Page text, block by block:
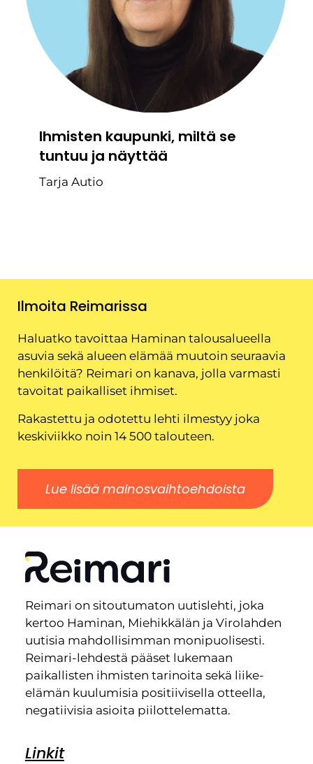
Ihmisten kaupunki, miltä se
tuntuu ja näyttää
Tarja Autio
Ilmoita Reimarissa
Haluatko tavoittaa Haminan talousalueella
asuvia sekä alueen elämää muutoin seuraavia
henkilöitä? Reimari on kanava, jolla varmasti
tavoitat paikalliset ihmiset.
Rakastettu ja odotettu lehti ilmestyy joka
keskiviikko noin 14 500 talouteen.
Lue lisää mainosvaihtoehdoista
Reimari on sitoutumaton uutislehti, joka
kertoo Haminan, Miehikkälän ja Virolahden
uutisia mahdollisimman monipuolisesti.
Reimari-lehdestä pääset lukemaan
paikallisten ihmisten tarinoita sekä liike-
elämän kuulumisia positiivisella otteella,
negatiivisia asioita piilottelematta.
Linkit